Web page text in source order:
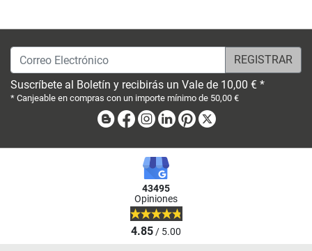
Correo Electrónico
Suscríbete al Boletín y recibirás un Vale de 10,00 € *
* Canjeable en compras con un importe mínimo de 50,00 €
BlogFacebook
Instagram
LinkedinPinterest
43495
Opiniones
4.85/ 5.00